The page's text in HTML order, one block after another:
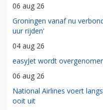
06 aug 26
Groningen vanaf nu
uur rijden'
04 aug 26
easyJet wordt
06 aug 26
National Airlines voert
ooit uit